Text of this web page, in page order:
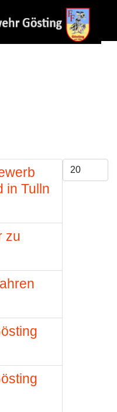
Anzeige #
in Tulln
zu